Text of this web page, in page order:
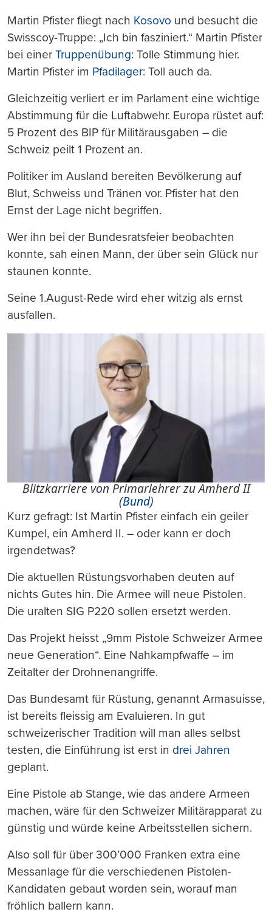
Martin Pfister fliegt nach Kosovo und besucht die
Swisscoy-Truppe: „Ich bin fasziniert.“ Martin Pfister
bei einer Truppenübung: Tolle Stimmung hier.
Martin Pfister im Pfadilager: Toll auch da.
Gleichzeitig verliert er im Parlament eine wichtige
Abstimmung für die Luftabwehr. Europa rüstet auf:
5 Prozent des BIP für Militärausgaben – die
Schweiz peilt 1 Prozent an.
Politiker im Ausland bereiten Bevölkerung auf
Blut, Schweiss und Tränen vor. Pfister hat den
Ernst der Lage nicht begriffen.
Wer ihn bei der Bundesratsfeier beobachten
konnte, sah einen Mann, der über sein Glück nur
staunen konnte.
Seine 1.August-Rede wird eher witzig als ernst
ausfallen.
Blitzkarriere von Primarlehrer zu Amherd II
(Bund)
Kurz gefragt: Ist Martin Pfister einfach ein geiler
Kumpel, ein Amherd II. – oder kann er doch
irgendetwas?
Die aktuellen Rüstungsvorhaben deuten auf
nichts Gutes hin. Die Armee will neue Pistolen.
Die uralten SIG P220 sollen ersetzt werden.
Das Projekt heisst „9mm Pistole Schweizer Armee
neue Generation“. Eine Nahkampfwaffe – im
Zeitalter der Drohnenangriffe.
Das Bundesamt für Rüstung, genannt Armasuisse,
ist bereits fleissig am Evaluieren. In gut
schweizerischer Tradition will man alles selbst
testen, die Einführung ist erst in drei Jahren
geplant.
Eine Pistole ab Stange, wie das andere Armeen
machen, wäre für den Schweizer Militärapparat zu
günstig und würde keine Arbeitsstellen sichern.
Also soll für über 300’000 Franken extra eine
Messanlage für die verschiedenen Pistolen-
Kandidaten gebaut worden sein, worauf man
fröhlich ballern kann.